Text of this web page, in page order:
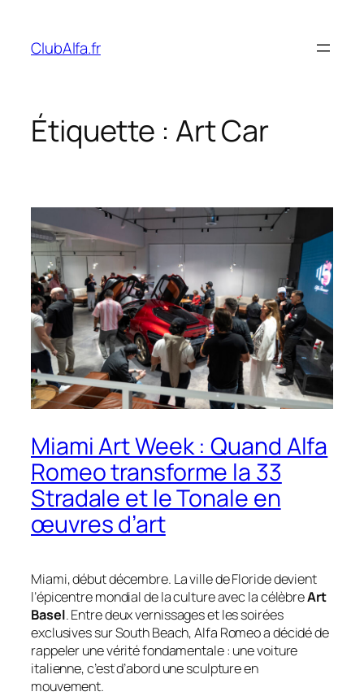
contenu
ClubAlfa.fr
Étiquette : Art Car
Miami Art Week : Quand Alfa
Romeo transforme la 33
Stradale et le Tonale en
œuvres d’art
Miami, début décembre. La ville de Floride devient
l’épicentre mondial de la culture avec la célèbreArt
Basel. Entre deux vernissages et les soirées
exclusives sur South Beach, Alfa Romeo a décidé de
rappeler une vérité fondamentale : une voiture
italienne, c’est d’abord une sculpture en
mouvement.